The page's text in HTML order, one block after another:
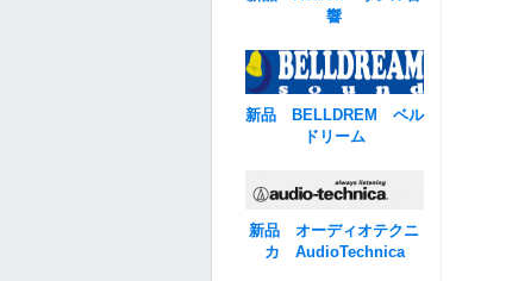
響
新品 BELLDREM ベル
ドリーム
新品 オーディオテクニ
カ AudioTechnica